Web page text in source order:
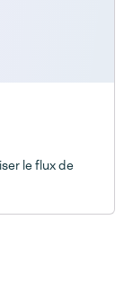
le flux de